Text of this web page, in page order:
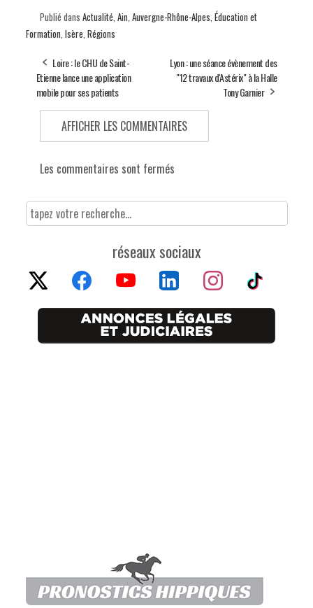
Publié dans Actualité Ain Auvergne-Rhône-Alpes Éducation et
Formation Isère Régions
Loire : le CHU de Saint-
Etienne lance une application
mobile pour ses patients
Lyon : une séance évènement des
"12 travaux d'Astérix" à la Halle
Tony Garnier
AFFICHER LES COMMENTAIRES
Les commentaires sont fermés
réseaux sociaux